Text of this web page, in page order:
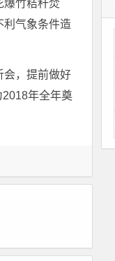
爆竹秸秆焚
利气象条件造
，提前做好
2018年全年奠